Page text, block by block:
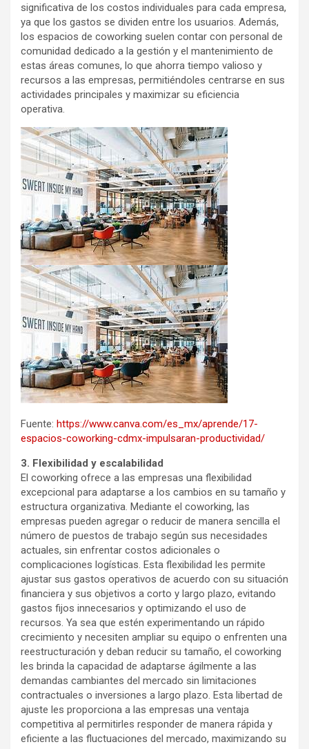
significativa de los costos individuales para cada empresa,
ya que los gastos se dividen entre los usuarios. Además,
los espacios de coworking suelen contar con personal de
comunidad dedicado a la gestión y el mantenimiento de
estas áreas comunes, lo que ahorra tiempo valioso y
recursos a las empresas, permitiéndoles centrarse en sus
actividades principales y maximizar su eficiencia
operativa.
Fuente: https://www.canva.com/es_mx/aprende/17-
espacios-coworking-cdmx-impulsaran-productividad/
3. Flexibilidad y escalabilidad
El coworking ofrece a las empresas una flexibilidad
excepcional para adaptarse a los cambios en su tamaño y
estructura organizativa. Mediante el coworking, las
empresas pueden agregar o reducir de manera sencilla el
número de puestos de trabajo según sus necesidades
actuales, sin enfrentar costos adicionales o
complicaciones logísticas. Esta flexibilidad les permite
ajustar sus gastos operativos de acuerdo con su situación
financiera y sus objetivos a corto y largo plazo, evitando
gastos fijos innecesarios y optimizando el uso de
recursos. Ya sea que estén experimentando un rápido
crecimiento y necesiten ampliar su equipo o enfrenten una
reestructuración y deban reducir su tamaño, el coworking
les brinda la capacidad de adaptarse ágilmente a las
demandas cambiantes del mercado sin limitaciones
contractuales o inversiones a largo plazo. Esta libertad de
ajuste les proporciona a las empresas una ventaja
competitiva al permitirles responder de manera rápida y
eficiente a las fluctuaciones del mercado, maximizando su